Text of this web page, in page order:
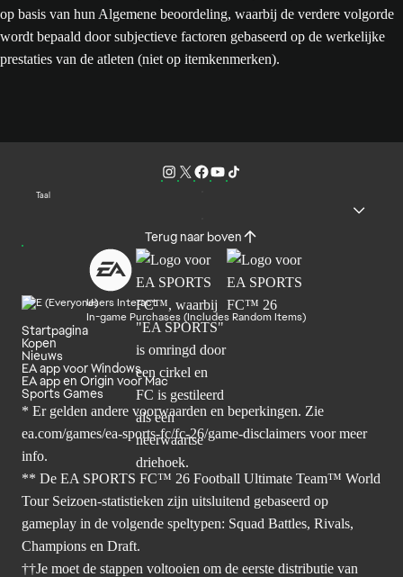
op basis van hun Algemene beoordeling, waarbij de verdere volgorde
wordt bepaald door subjectieve factoren gebaseerd op de werkelijke
prestaties van de atleten (niet op itemkenmerken).
Taal
Terug naar boven
Users Interact
In-game Purchases (Includes Random Items)
Startpagina
Kopen
Nieuws
EA app voor Windows
EA app en Origin voor Mac
Sports Games
* Er gelden andere voorwaarden en beperkingen. Zie
ea.com/games/ea-sports-fc/fc-26/game-disclaimers voor meer
info.
** De EA SPORTS FC™ 26 Football Ultimate Team™ World
Tour Seizoen-statistieken zijn uitsluitend gebaseerd op
gameplay in de volgende speltypen: Squad Battles, Rivals,
Champions en Draft.
††Je moet de stappen voltooien om de eerste distributie van